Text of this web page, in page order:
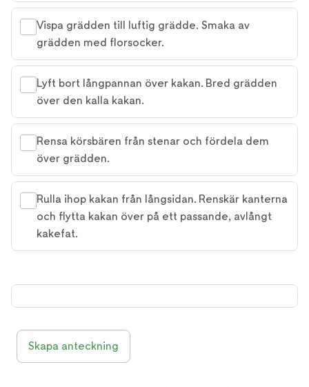
Vispa grädden till luftig grädde. Smaka av
grädden med florsocker.
Lyft bort långpannan över kakan. Bred grädden
över den kalla kakan.
Rensa körsbären från stenar och fördela dem
över grädden.
Rulla ihop kakan från långsidan. Renskär kanterna
och flytta kakan över på ett passande, avlångt
kakefat.
Skapa anteckning